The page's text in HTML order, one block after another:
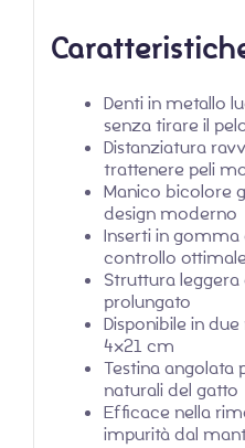
Denti in metallo
senza tirare il
Distanziatura
trattenere peli
Manico bicolore
design moderno
Inserti in gomma
controllo ottimale
Struttura leggera
prolungato
Disponibile in
4×21 cm
Testina angolata
naturali del gatto
Efficace nella
impurità dal